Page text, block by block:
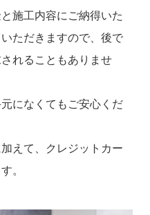
施工内容にご納得いた
ただきますので、後で
れることもありませ
になくてもご安心くだ
えて、クレジットカー
。